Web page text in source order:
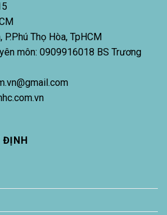
Thọ Hòa, TpHCM
môn: 0909916018 BS Trương
ĐỊNH